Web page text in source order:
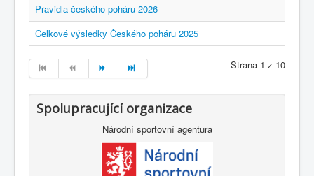
Pravidla českého poháru 2026
Celkové výsledky Českého poháru 2025
Strana 1 z 10
Spolupracující organizace
Národní sportovní agentura